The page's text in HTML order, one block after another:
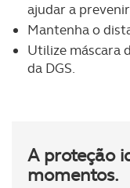
ajudar a
Mantenha o
Utilize máscara
da DGS.
A proteção
momentos.